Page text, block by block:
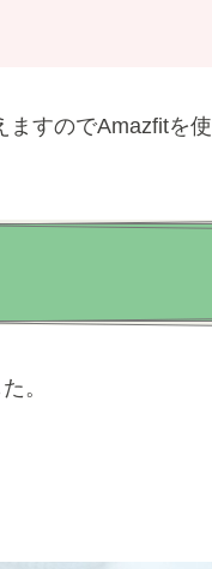
すのでAmazfitを
。